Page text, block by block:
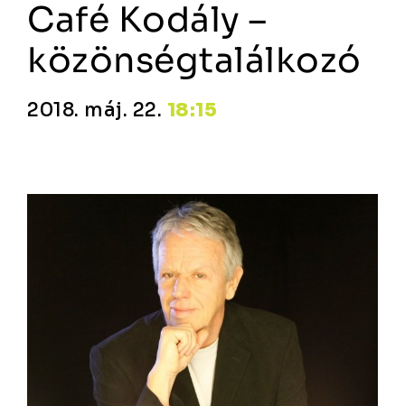
Café Kodály –
közönségtalálkozó
2018. máj. 22. 18:15